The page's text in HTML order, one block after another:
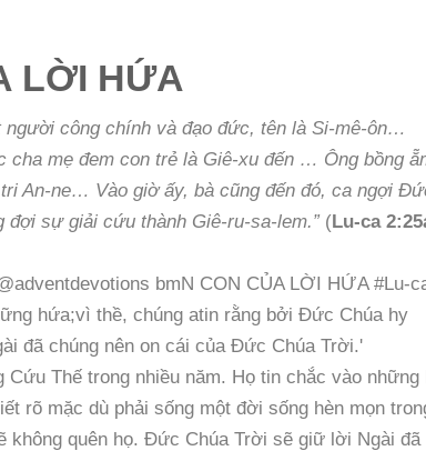
LỜI HỨA
người công chính và đạo đức, tên là Si-mê-ôn…
cha mẹ đem con trẻ là Giê-xu đến … Ông bồng
An-ne… Vào giờ ấy, bà cũng đến đó, ca ngợi
đợi sự giải cứu thành Giê-ru-sa-lem.”(Lu-ca
Thế trong nhiều năm. Họ tin chắc vào những
rõ mặc dù phải sống một đời sống hèn mọn
quên họ. Đức Chúa Trời sẽ giữ lời Ngài đã